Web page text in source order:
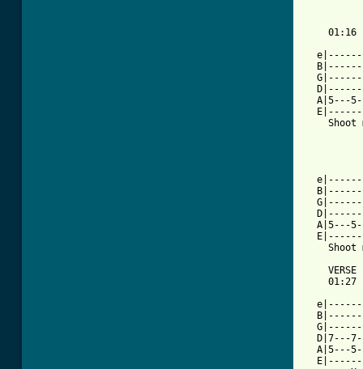
    01:16
A|5---
Shoot
A|5---
Shoot
    VERSE
    01:27
D|7---
A|5---